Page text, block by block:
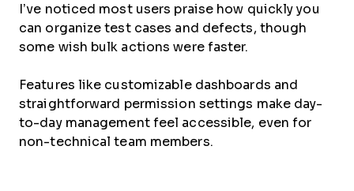
I’ve noticed most users praise how quickly you
can organize test cases and defects, though
some wish bulk actions were faster.
Features like customizable dashboards and
straightforward permission settings make day-
to-day management feel accessible, even for
non-technical team members.